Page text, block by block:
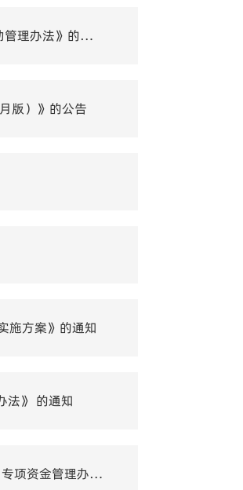
转发：成都市科学技术局 成都市财政局关于印发《成都市科技金融资助管理办法》的通知
版）》的公告
施方案》的通知
法》 的通知
转发：四川省财政厅、四川省科学技术厅关于印发《省级财政科技计划专项资金管理办法》的通知